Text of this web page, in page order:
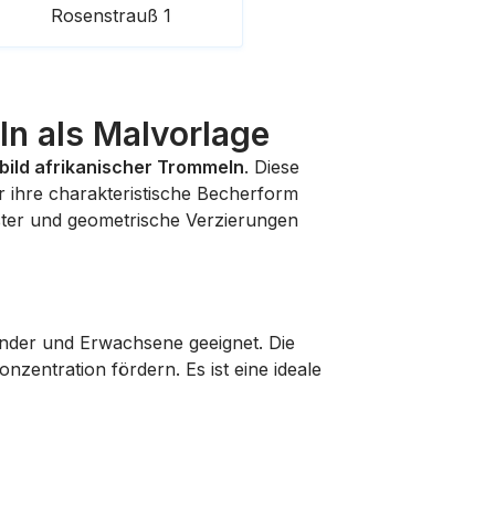
Rosenstrauß 1
als Malvorlage
afrikanischer Trommeln. Diese
ihre charakteristische Becherform
und geometrische Verzierungen
und Erwachsene geeignet. Die
fördern. Es ist eine ideale